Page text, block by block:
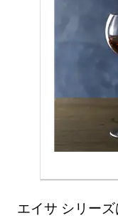
エイサ シリー